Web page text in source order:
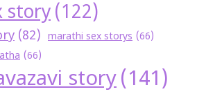
story (122)
(82) marathi sex storys (66)
(66)
story(141)